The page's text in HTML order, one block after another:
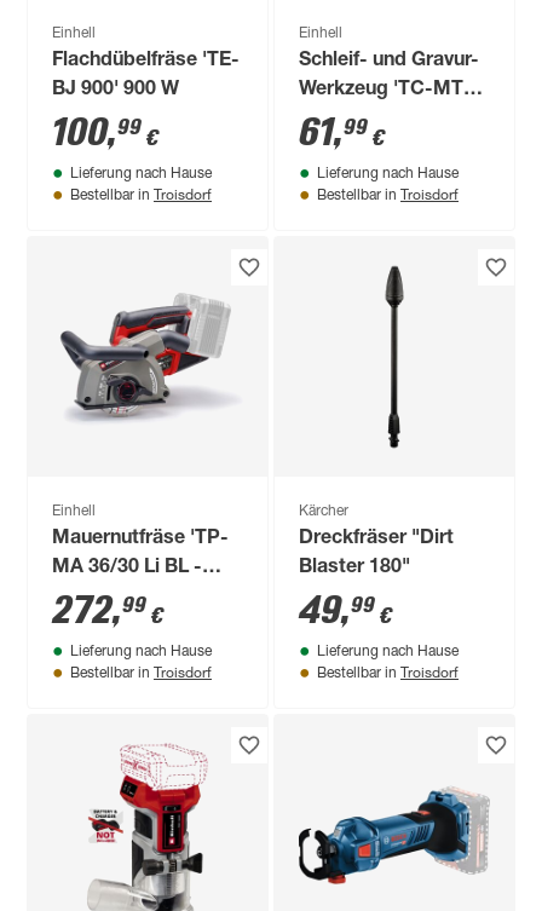
Einhell
Flachdübelfräse 'TE-
BJ 900' 900 W
100,99 €
Lieferung nach Hause
Bestellbar in Troisdorf
Einhell
Schleif- und Gravur-
Werkzeug 'TC-MT
150 E' 150 W
61,99 €
Lieferung nach Hause
Bestellbar in Troisdorf
Einhell
Mauernutfräse 'TP-
MA 36/30 Li BL -
Solo' ohne Akku
272,99 €
Lieferung nach Hause
Bestellbar in Troisdorf
Kärcher
Dreckfräser "Dirt
Blaster 180"
49,99 €
Lieferung nach Hause
Bestellbar in Troisdorf